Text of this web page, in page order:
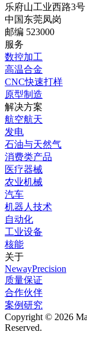
乐府山工业西路3号
中国东莞凤岗
邮编 523000
服务
数控加工
高温合金
CNC快速打样
原型制造
解决方案
航空航天
发电
石油与天然气
消费类产品
医疗器械
农业机械
汽车
机器人技术
自动化
工业设备
核能
关于
NewayPrecision
质量保证
合作伙伴
案例研究
Copyright © 2026
Reserved.